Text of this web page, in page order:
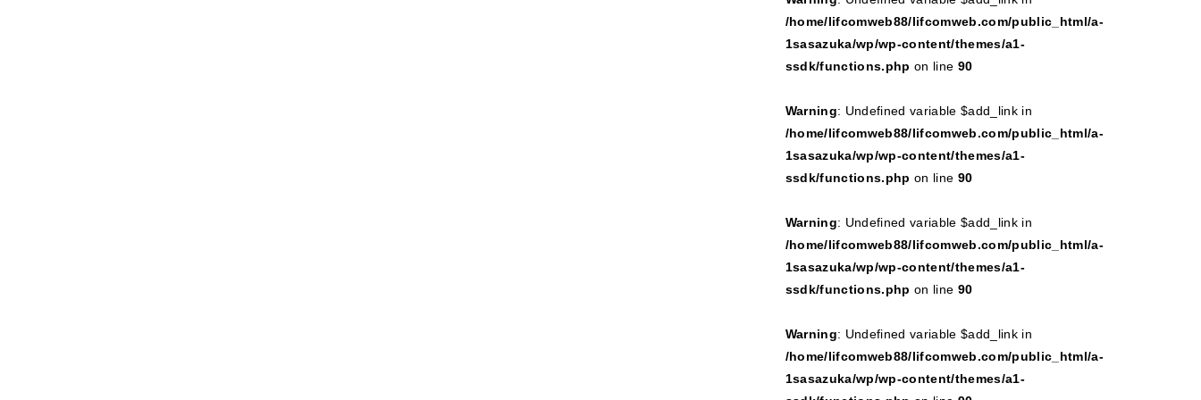
/home/lifcomweb88/lifcomweb.com/public_html/a-
1sasazuka/wp/wp-content/themes/a1-
ssdk/functions.php on line 90
Warning: Undefined variable $add_link in
/home/lifcomweb88/lifcomweb.com/public_html/a-
1sasazuka/wp/wp-content/themes/a1-
ssdk/functions.php on line 90
Warning: Undefined variable $add_link in
/home/lifcomweb88/lifcomweb.com/public_html/a-
1sasazuka/wp/wp-content/themes/a1-
ssdk/functions.php on line 90
Warning: Undefined variable $add_link in
/home/lifcomweb88/lifcomweb.com/public_html/a-
1sasazuka/wp/wp-content/themes/a1-